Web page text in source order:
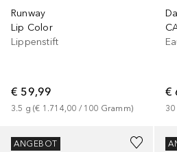
Runway
Lip Color
Lippenstift
€ 59,99
3.5 g (€ 1.714,00 / 100 Gramm)
€
30
ANGEBOT